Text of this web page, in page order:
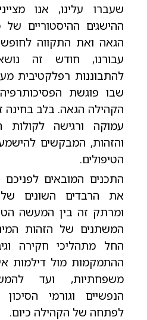
שעברו עלינו, אנו
ההישגים ההיסטוריים
הגאה ואת התקווה לחופש,
עבורנו, חודש זה
להתבוננות רפלקטיבית
שבו פוגשת
הקהילה הגאה. בלב בחינה
עמוקה ורגישה לקולות
והזהות, המבקשים
הטיפולים.
התכנים המובאים
את הרבדים השונים
ומרתק זה בין המעשה
המשתנים של הזהות
החל מתהליכי חקירה
ההתמקמות מול דילמות
משפחתיות, ועד
הנפשיים וגורמי הסיכון
לפתחה של הקהילה כיום.